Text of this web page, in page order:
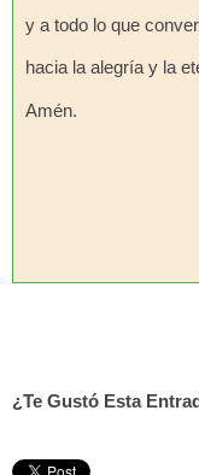
y a todo lo que
hacia la alegría y la
Amén.
¿Te Gustó Esta